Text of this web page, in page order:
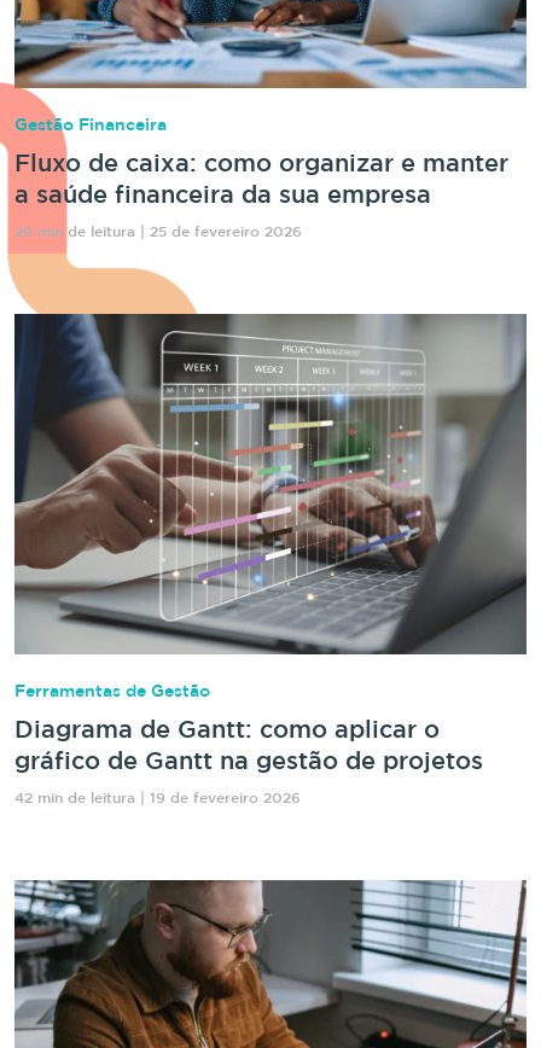
Gestão Financeira
Fluxo de caixa: como organizar e manter
a saúde financeira da sua empresa
29 min de leitura | 25 de fevereiro 2026
Ferramentas de Gestão
Diagrama de Gantt: como aplicar o
gráfico de Gantt na gestão de projetos
42 min de leitura | 19 de fevereiro 2026